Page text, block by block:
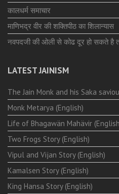
कालधर्म समाचार
माणिभद्र वीर की शक्तिपीठ का शिलान्यास
नवपदजी की ओली से कोढ दूर हो सकते है
LATEST JAINISM
The Jain Monk and his Saka
Monk Metarya (English)
Life of Bhagawän Mahävir
Two Frogs Story (English)
Vipul and Vijan Story (English)
Kamalsen Story (English)
King Hansa Story (English)